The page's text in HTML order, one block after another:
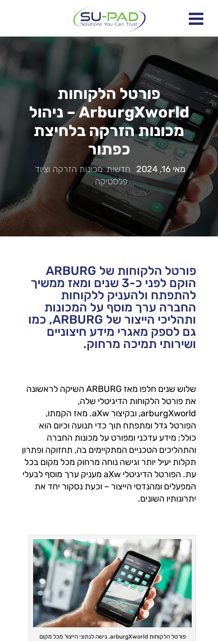
פורטל הלקוחות
ArburgXworld – ניהול
מכונות הזרקה בלחיצת
כפתור
מאי 16, 2024 חדשות,מכונות הזרקה וציוד
פלסטיקה|
פורטל הלקוחות של ARBURG
הוקם לפני כ-3 שנים ומאז ממשיך
להתפתח ולהעניק ללקוחות
החברה ערך מוסף על המכונות
ותהליכי הייצור של ARBURG, כמו
גם לספק מאגרי מידע חיצוניים
ושירותי תמיכה מרחוק.
שלוש שנים חלפו מאז ARBURG השיקה לראשונה
את פורטל הלקוחות הדיגיטלי שלה,
arburgXworld, ובקיצור aXw. מאז הקמתו,
הפורטל גדל ומתפתח תוך כדי תנועה וכיום הוא
כולל: מידע עדכני ומפורט על מכונות החברה
והתהליכים הטכניים המתקיימים בה, תחזוקה ופתרון
תקלות יעיל יותר וגישה נוחה מרחוק מכל מקום בכל
עת. הפורטל הדיגיטלי aXw מעניק ערך מוסף לבעלי
המפעלים ומהנדסי הייצור – וכעת נסקור יחד את
יתרונותיו השונים.
פורטל הלקוחות arburgXworld. גישה לנתוני הייצור מכל מקום